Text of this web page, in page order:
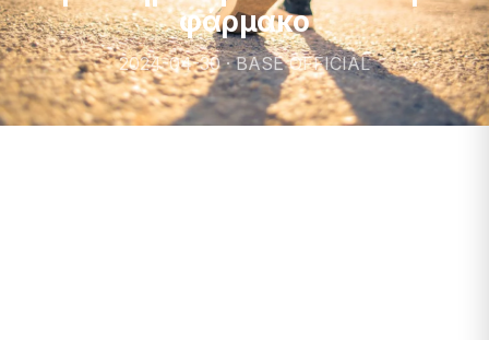
φάρμακο
2024-04-30 · BASE OFFICIAL